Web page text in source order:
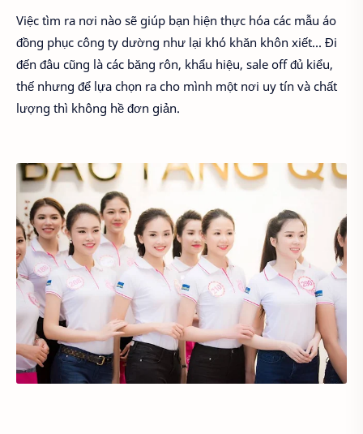
Việc tìm ra nơi nào sẽ giúp bạn hiện thực hóa các mẫu áo
đồng phục công ty dường như lại khó khăn khôn xiết... Đi
đến đâu cũng là các băng rôn, khẩu hiệu, sale off đủ kiểu,
thế nhưng để lựa chọn ra cho mình một nơi uy tín và chất
lượng thì không hề đơn giản.